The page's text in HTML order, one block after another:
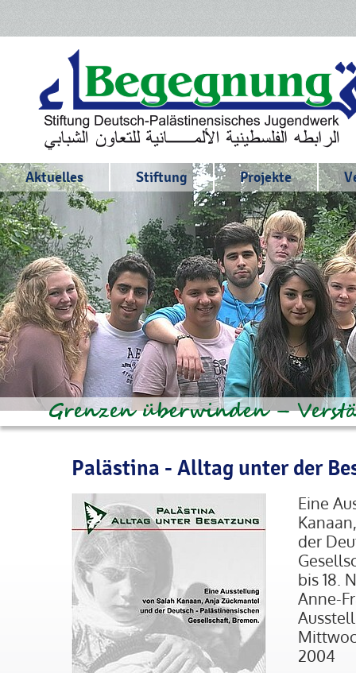
Aktuelles Stiftung Projekte
Palästina - Alltag unter der
Eine
der
bis 18.
Anne-
2004